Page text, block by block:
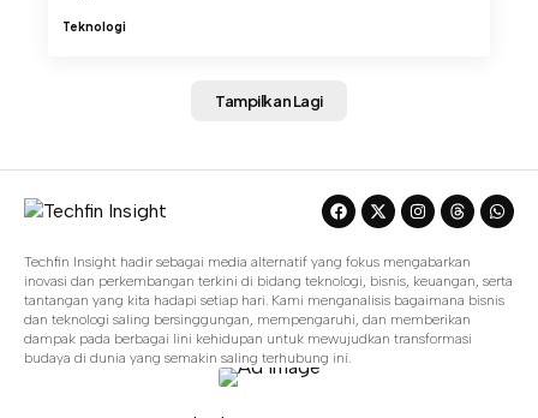
Teknologi
Tampilkan Lagi
Techfin Insight hadir sebagai media alternatif yang fokus mengabarkan
inovasi dan perkembangan terkini di bidang teknologi, bisnis, keuangan, serta
tantangan yang kita hadapi setiap hari. Kami menganalisis bagaimana bisnis
dan teknologi saling bersinggungan, mempengaruhi, dan memberikan
dampak pada berbagai lini kehidupan untuk mewujudkan transformasi
budaya di dunia yang semakin saling terhubung ini.